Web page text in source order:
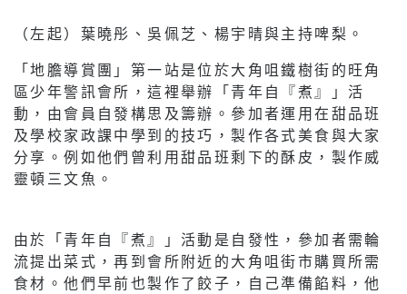
（左起）葉曉彤、吳佩芝、楊宇晴與主持啤梨。
「地膽導賞團」第一站是位於大角咀鐵樹街的旺角
區少年警訊會所，這裡舉辦「青年自『煮』」活
動，由會員自發構思及籌辦。參加者運用在甜品班
及學校家政課中學到的技巧，製作各式美食與大家
分享。例如他們曾利用甜品班剩下的酥皮，製作威
靈頓三文魚。
由於「青年自『煮』」活動是自發性，參加者需輪
流提出菜式，再到會所附近的大角咀街市購買所需
食材。他們早前也製作了餃子，自己準備餡料，他